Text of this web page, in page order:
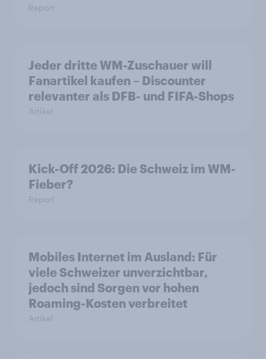
Report
Jeder dritte WM-Zuschauer will
Fanartikel kaufen – Discounter
relevanter als DFB- und FIFA-Shops
Artikel
Kick-Off 2026: Die Schweiz im WM-
Fieber?​
Report
Mobiles Internet im Ausland: Für
viele Schweizer unverzichtbar,
jedoch sind Sorgen vor hohen
Roaming-Kosten verbreitet
Artikel